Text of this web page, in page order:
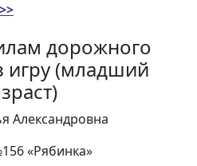
дорожного
игру (младший
Александровна
«Рябинка»